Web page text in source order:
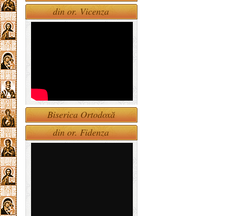
din or. Vicenza
Biserica Ortodoxă
din or. Fidenza